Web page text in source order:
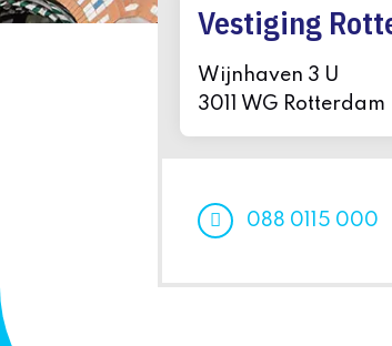
Vestiging
Wijnhaven 3 U
3011 WG Rotterdam
088 0115 000